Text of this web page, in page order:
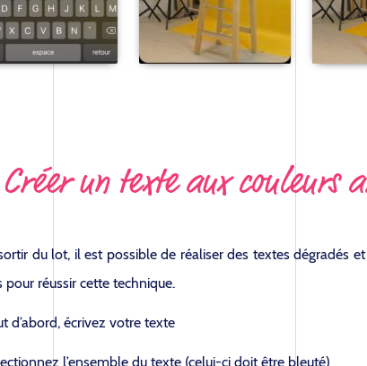
un texte aux
du lot, il est possible de réaliser des textes dégradés
pour réussir cette technique.
d’abord, écrivez votre texte
l’ensemble du texte (celui-ci doit être bleuté)